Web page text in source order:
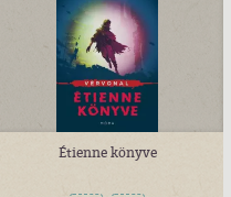
Étienne könyve